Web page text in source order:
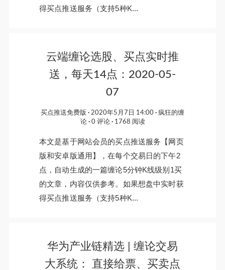
得买点推送服务（支持5种K...
云端缠论选股、买点实时推
送，每天14点：2020-05-
07
买点推送免费版 2020年5月7日 14:00
疯狂的缠
论
0 评论 1768 阅读
本文是基于网站会员的买点推送服务【网页
版和安卓版通用】，在每个交易日的下午2
点，自动生成的一篇缠论5分钟K线级别1买
的文章，内容仅供参考。如果想盘中实时获
得买点推送服务（支持5种K...
华为产业链精选 | 缠论交易
大系统： 直接给票、买卖点